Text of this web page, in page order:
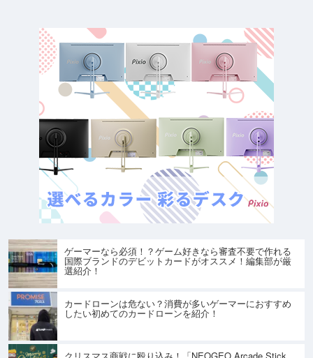
ゲーマーなら必須！？ゲーム好きなら審査不要で作れる
国際ブランドのデビットカードがオススメ！編集部が厳
選紹介！
カードローンは危ない？消費が多いゲーマーにおすすめ
したい初めてのカードローンを紹介！